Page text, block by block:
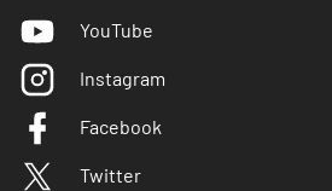
YouTube
Instagram
Facebook
Twitter